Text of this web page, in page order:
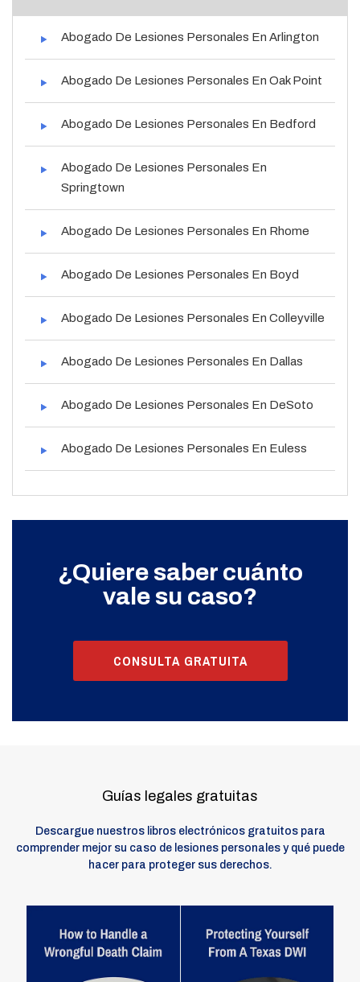
Abogado De Lesiones Personales En Arlington
Abogado De Lesiones Personales En Oak Point
Abogado De Lesiones Personales En Bedford
Abogado De Lesiones Personales En
Springtown
Abogado De Lesiones Personales En Rhome
Abogado De Lesiones Personales En Boyd
Abogado De Lesiones Personales En Colleyville
Abogado De Lesiones Personales En Dallas
Abogado De Lesiones Personales En DeSoto
Abogado De Lesiones Personales En Euless
¿Quiere saber cuánto
vale su caso?
CONSULTA GRATUITA
Guías legales gratuitas
Descargue nuestros libros electrónicos gratuitos para
comprender mejor su caso de lesiones personales y qué puede
hacer para proteger sus derechos.